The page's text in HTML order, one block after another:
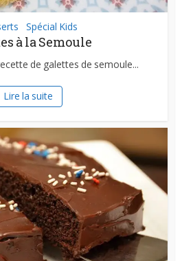
Spécial Kids
à la Semoule
de galettes de semoule...
Lire la suite